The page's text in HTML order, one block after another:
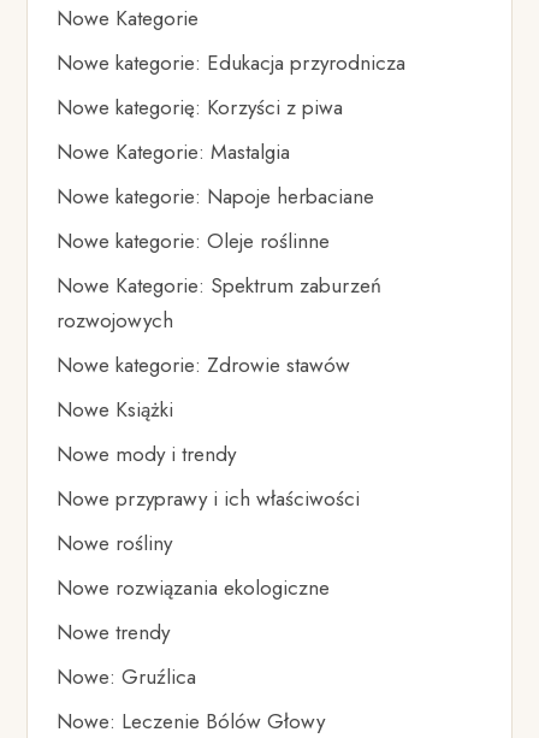
Nowe Kategorie
Nowe kategorie: Edukacja przyrodnicza
Nowe kategorię: Korzyści z piwa
Nowe Kategorie: Mastalgia
Nowe kategorie: Napoje herbaciane
Nowe kategorie: Oleje roślinne
Nowe Kategorie: Spektrum zaburzeń
rozwojowych
Nowe kategorie: Zdrowie stawów
Nowe Książki
Nowe mody i trendy
Nowe przyprawy i ich właściwości
Nowe rośliny
Nowe rozwiązania ekologiczne
Nowe trendy
Nowe: Gruźlica
Nowe: Leczenie Bólów Głowy